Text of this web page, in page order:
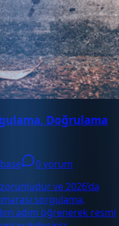
Doğrulama
0 yorum
ve 2026’da
sorgulama,
adım öğrenerek resmi